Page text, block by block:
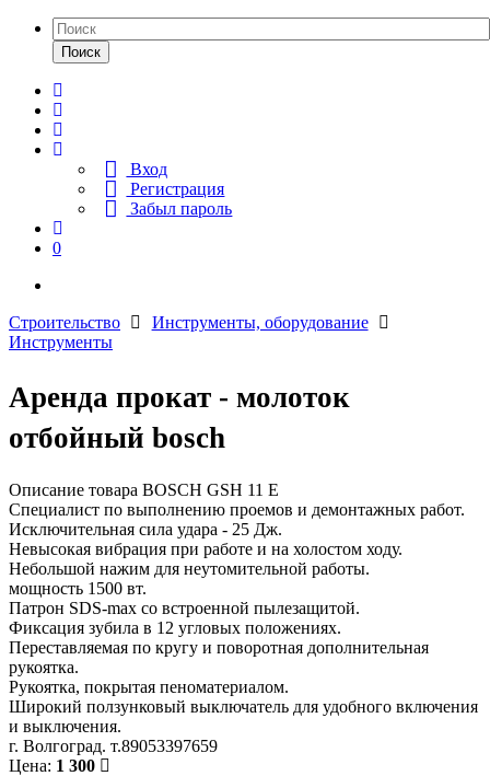
Поиск
Вход
Регистрация
Забыл пароль
0
Строительство
Инструменты, оборудование
Инструменты
Аренда прокат - молоток
отбойный bosch
Описание товара BOSCH GSH 11 E
Специалист по выполнению проемов и демонтажных работ.
Исключительная сила удара - 25 Дж.
Невысокая вибрация при работе и на холостом ходу.
Небольшой нажим для неутомительной работы.
мощность 1500 вт.
Патрон SDS-max со встроенной пылезащитой.
Фиксация зубила в 12 угловых положениях.
Переставляемая по кругу и поворотная дополнительная
рукоятка.
Рукоятка, покрытая пеноматериалом.
Широкий ползунковый выключатель для удобного включения
и выключения.
г. Волгоград. т.89053397659
Цена: 1 300